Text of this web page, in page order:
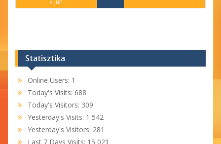
« jún
Statisztika
Online Users: 1
Today's Visits: 688
Today's Visitors: 309
Yesterday's Visits: 1 542
Yesterday's Visitors: 281
Last 7 Days Visits: 15 021